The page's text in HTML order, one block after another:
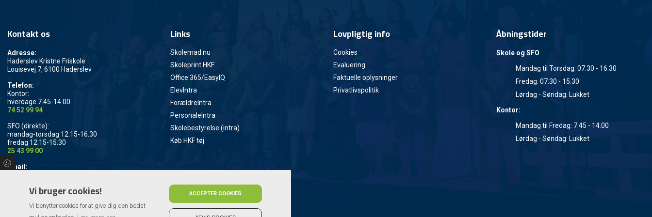
Kontakt os
Adresse:
Haderslev Kristne Friskole
Louisevej 7, 6100 Haderslev
Telefon:
Kontor:
hverdage 7.45-14.00
74 52 99 94
SFO (direkte):
mandag-torsdag 12.15-16.30
fredag 12.15-15.30
25 43 99 00
Email:
Links
Skolemad.nu
Skoleprint HKF
Office 365/EasyIQ
ElevIntra
ForældreIntra
PersonaleIntra
Skolebestyrelse (intra)
Køb HKF tøj
Lovpligtig info
Cookies
Evaluering
Faktuelle oplysninger
Privatlivspolitik
Åbningstider
Skole og SFO
Mandag til Torsdag: 07.30 - 16.30
Fredag: 07.30 - 15.30
Lørdag - Søndag: Lukket
Kontor:
Mandag til Fredag: 7.45 - 14.00
Lørdag - Søndag: Lukket
Vi bruger cookies!
Vi benytter cookies for at give dig den bedst
ACCEPTER COOKIES